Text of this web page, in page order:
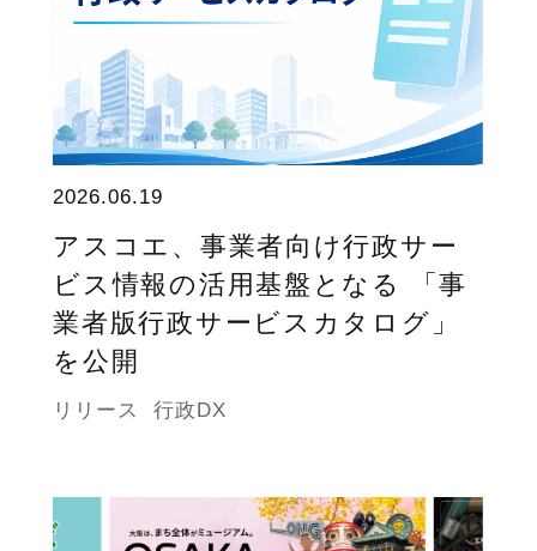
2026.06.19
アスコエ、事業者向け行政サー
ビス情報の活用基盤となる 「事
業者版行政サービスカタログ」
を公開
リリース 行政DX